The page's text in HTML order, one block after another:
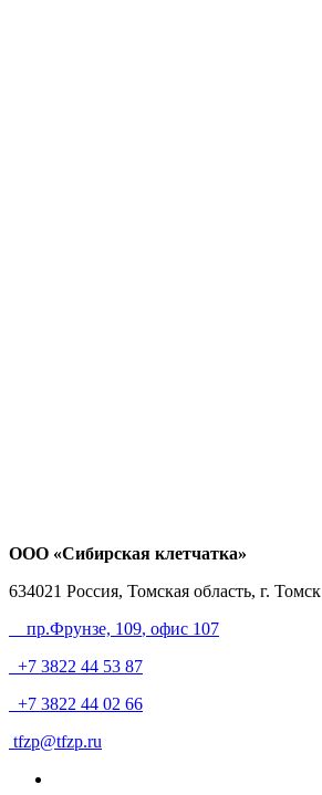
ООО «Сибирская клетчатка»
634021 Россия, Томская область, г. Томск
пр.Фрунзе, 109, офис 107
+7 3822 44 53 87
+7 3822 44 02 66
tfzp@tfzp.ru